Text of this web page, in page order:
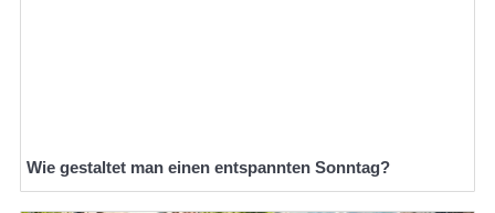
Wie gestaltet man einen entspannten Sonntag?